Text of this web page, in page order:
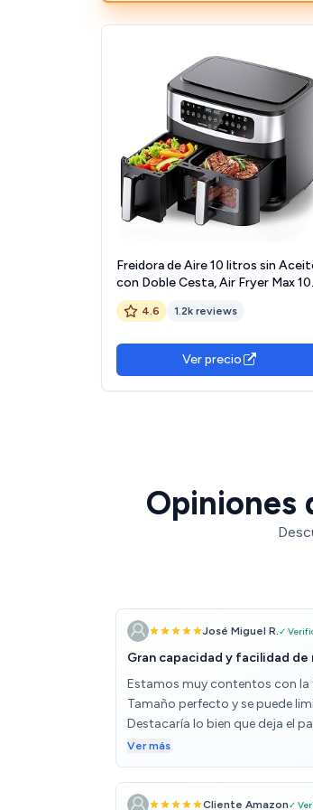
Freidora de Aire 10 litros sin
con Doble Cesta, Air Fryer Max
12 Personas, Hasta 230°C y 60 Min,
Panel Táctil, 12 Programas, Ventana
2800W - G230 Max
4.6 1.2k reviews
Ver precio
Opiniones
José Miguel R.✓
Gran capacidad y facilidad de
Estamos muy contentos con la
Tamaño perfecto y se puede
Destacaría lo bien que deja el
queda crujiente, mejor que del
actúe también por la parte
Ver más
Cliente Amazon✓